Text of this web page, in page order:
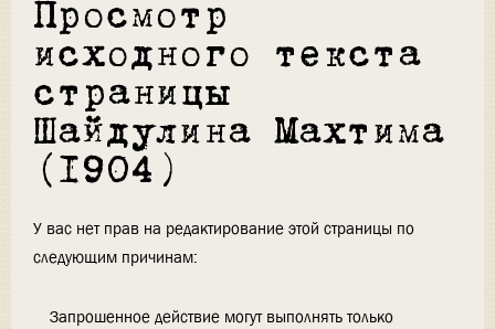
Просмотр
исходного текста
страницы
Шайдулина Махтима
(1904)
У вас нет прав на редактирование этой страницы по
следующим причинам:
Запрошенное действие могут выполнять только